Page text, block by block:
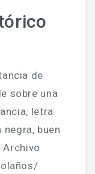
de
sobre una
letra
buen